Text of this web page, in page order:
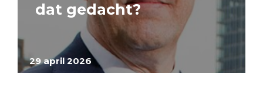
29 april 2026
dat gedacht?